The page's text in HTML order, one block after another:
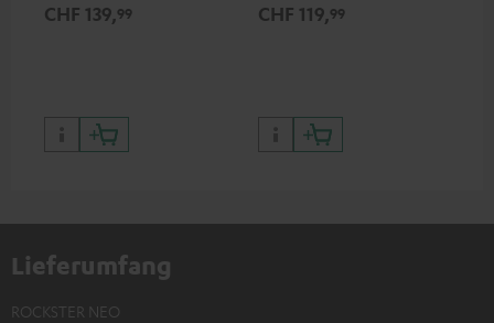
2, ROCKSTER NEO und
CHF 139,99
ROCKSTER NEO und Fender x
CHF 119,99
Lieferumfang
ROCKSTER NEO